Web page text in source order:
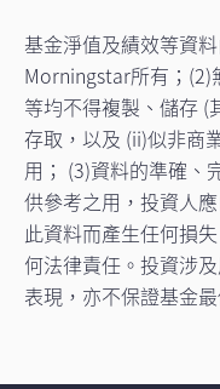
基金淨值及績效等資
Morningstar所有；(2)
等均不得複製、儲存 (
存取，以及 (ii)似非商
用； (3)資料的準確、
供參考之用，投資人
此資料而產生任何損
何法律責任。投資涉
表現，亦不保證基金